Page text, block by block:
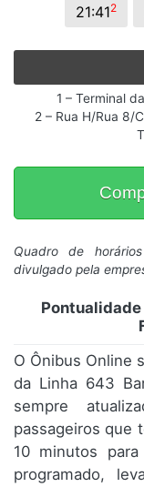
21:412
1 – Terminal
2 – Rua H/Rua 8/
Quadro de
divulgado pela
O Ônibus Online
da Linha 643
sempre
passageiros que
10 minutos
programado,